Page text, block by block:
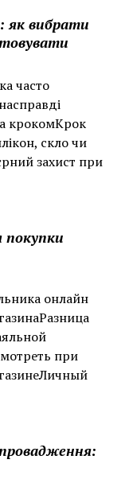
як вибрати
часто
крокомКрок
скло чи
захист при
покупки
онлайн
при